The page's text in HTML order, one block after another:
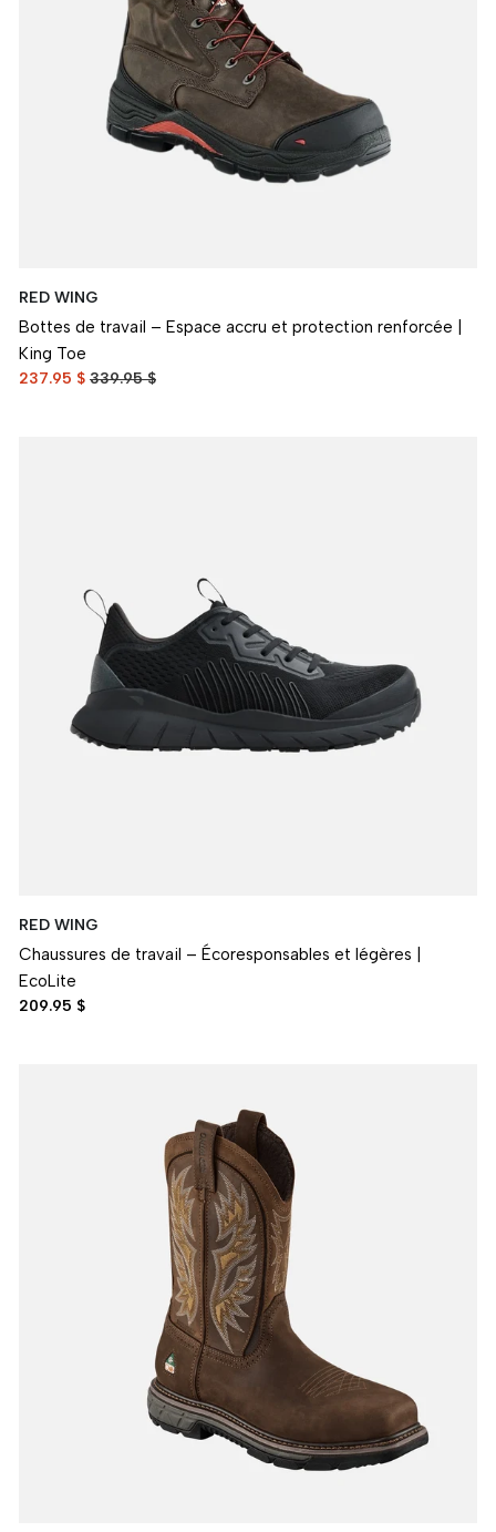
RED WING
Bottes de travail – Espace accru et protection renforcée |
King Toe
237.95 $ 339.95 $
RED WING
Chaussures de travail – Écoresponsables et légères |
EcoLite
209.95 $